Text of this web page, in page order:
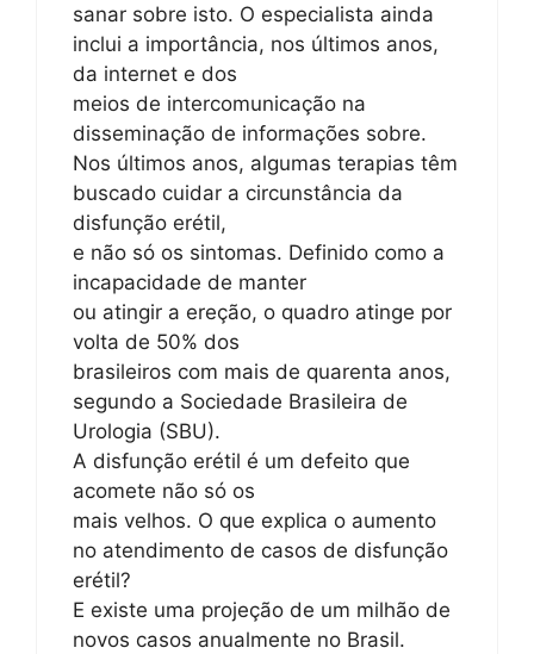
sanar sobre isto. O especialista ainda
inclui a importância, nos últimos anos,
da internet e dos
meios de intercomunicação na
disseminação de informações sobre.
Nos últimos anos, algumas terapias têm
buscado cuidar a circunstância da
disfunção erétil,
e não só os sintomas. Definido como a
incapacidade de manter
ou atingir a ereção, o quadro atinge por
volta de 50% dos
brasileiros com mais de quarenta anos,
segundo a Sociedade Brasileira de
Urologia (SBU).
A disfunção erétil é um defeito que
acomete não só os
mais velhos. O que explica o aumento
no atendimento de casos de disfunção
erétil?
E existe uma projeção de um milhão de
novos casos anualmente no Brasil.